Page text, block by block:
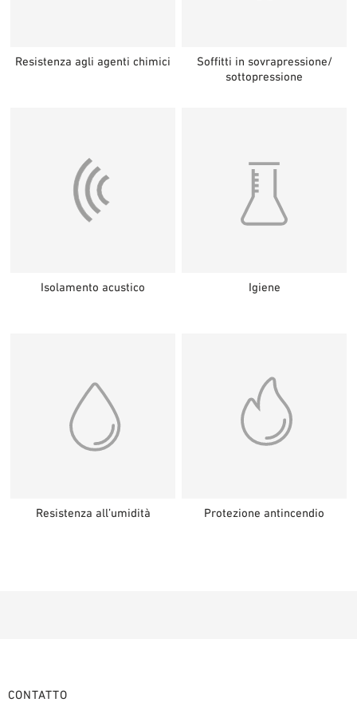
Resistenza agli agenti chimici
Soffitti in sovrapressione/
sottopressione
Isolamento acustico Igiene
Resistenza all’umidità Protezione antincendio
CONTATTO